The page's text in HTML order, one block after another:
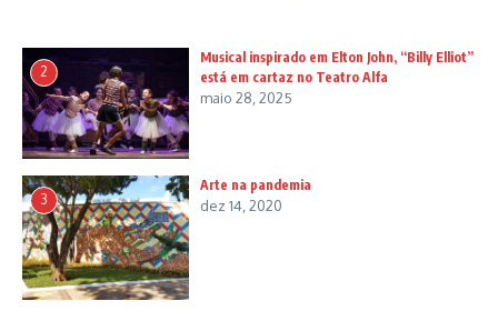
2
Musical inspirado em Elton John, “Billy Elliot”
está em cartaz no Teatro Alfa
maio 28, 2025
3
Arte na pandemia
dez 14, 2020